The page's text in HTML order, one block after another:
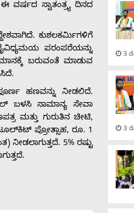
ವರ್ಷದ ಸ್ವಾತಂತ್ರ್ಯ ದಿನದ
ಕುಶಲಕರ್ಮಿಗಳಿಗೆ
ಪರಂಪರೆಯನ್ನು
ಬರುವಂತೆ ಮಾಡುವ
ಹಣವನ್ನು ನೀಡಲಿದೆ.
ಬಳಸಿ ಸಾಮಾನ್ಯ ಸೇವಾ
ಮತ್ತು ಗುರುತಿನ ಚೀಟಿ,
ಪ್ರೋತ್ಸಾಹ, ರೂ. 1
5% ರಷ್ಟು
3
3